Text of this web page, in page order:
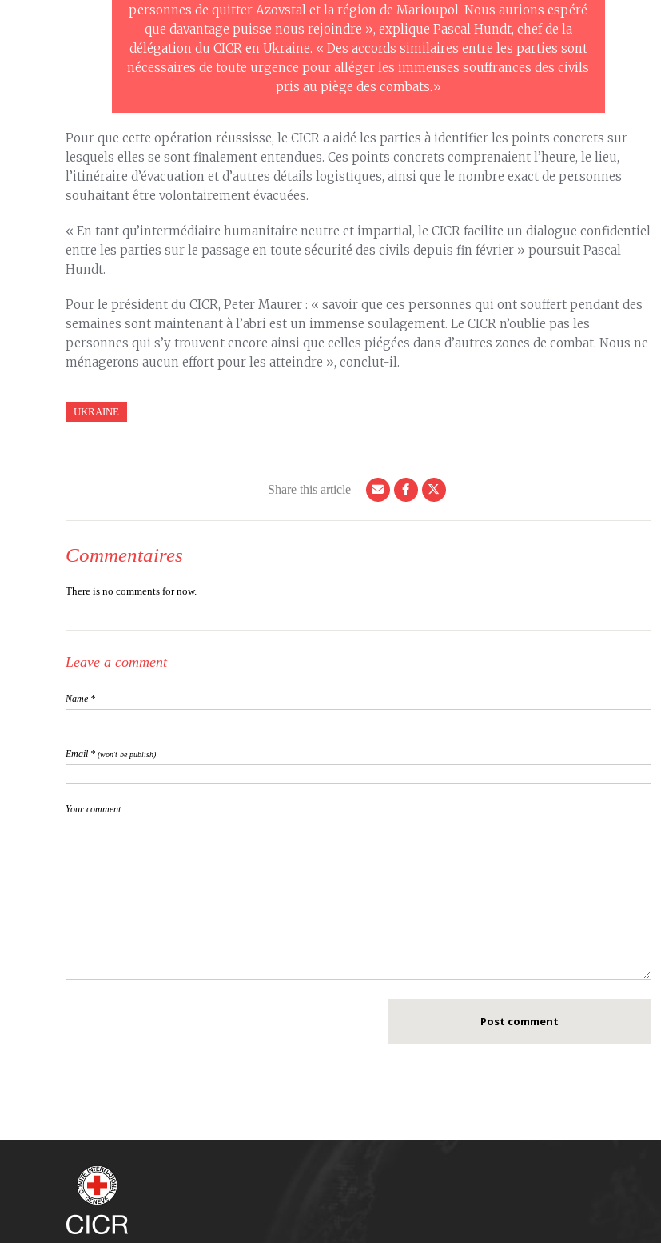
personnes de quitter Azovstal et la région de Marioupol. Nous aurions espéré
que davantage puisse nous rejoindre », explique Pascal Hundt, chef de la
délégation du CICR en Ukraine. « Des accords similaires entre les parties sont
nécessaires de toute urgence pour alléger les immenses souffrances des civils
pris au piège des combats.»
Pour que cette opération réussisse, le CICR a aidé les parties à identifier les points concrets sur
lesquels elles se sont finalement entendues. Ces points concrets comprenaient l’heure, le lieu,
l’itinéraire d’évacuation et d’autres détails logistiques, ainsi que le nombre exact de personnes
souhaitant être volontairement évacuées.
« En tant qu’intermédiaire humanitaire neutre et impartial, le CICR facilite un dialogue confidentiel
entre les parties sur le passage en toute sécurité des civils depuis fin février » poursuit Pascal
Hundt.
Pour le président du CICR, Peter Maurer : « savoir que ces personnes qui ont souffert pendant des
semaines sont maintenant à l’abri est un immense soulagement. Le CICR n’oublie pas les
personnes qui s’y trouvent encore ainsi que celles piégées dans d’autres zones de combat. Nous ne
ménagerons aucun effort pour les atteindre », conclut-il.
UKRAINE
Share this article
Commentaires
There is no comments for now.
Leave a comment
Name *
Email * (won't be publish)
Your comment